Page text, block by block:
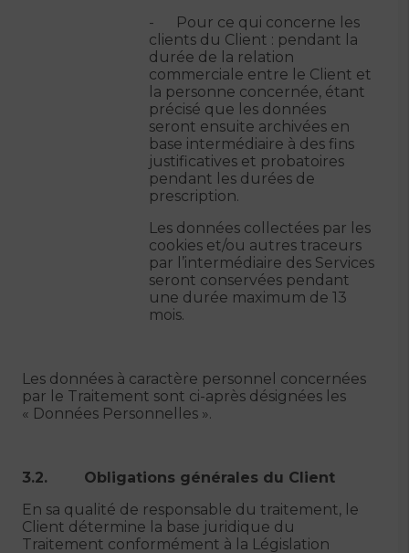
- Pour ce qui concerne les
clients du Client : pendant la
durée de la relation
commerciale entre le Client et
la personne concernée, étant
précisé que les données
seront ensuite archivées en
base intermédiaire à des fins
justificatives et probatoires
pendant les durées de
prescription.
Les données collectées par les
cookies et/ou autres traceurs
par l’intermédiaire des Services
seront conservées pendant
une durée maximum de 13
mois.
Les données à caractère personnel concernées
par le Traitement sont ci-après désignées les
« Données Personnelles ».
3.2. Obligations générales du Client
En sa qualité de responsable du traitement, le
Client détermine la base juridique du
Traitement conformément à la Législation